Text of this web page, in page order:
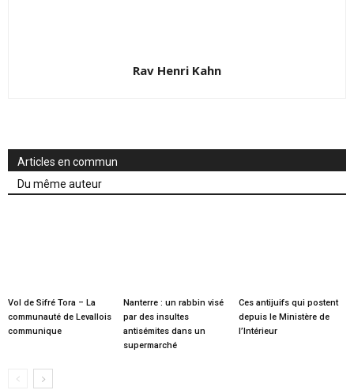
Rav Henri Kahn
Articles en commun
Du même auteur
Vol de Sifré Tora – La
communauté de Levallois
communique
Nanterre : un rabbin visé
par des insultes
antisémites dans un
supermarché
Ces antijuifs qui postent
depuis le Ministère de
l’Intérieur